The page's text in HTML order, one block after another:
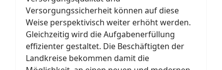
Versorgungssicherheit können auf diese
Weise perspektivisch weiter erhöht werden.
Gleichzeitig wird die Aufgabenerfüllung
effizienter gestaltet. Die Beschäftigten der
Landkreise bekommen damit die